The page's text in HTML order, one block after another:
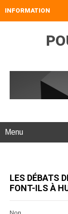
INFORMATION
DEVENEZ UN
Menu
LES DÉBATS
FONT-ILS À